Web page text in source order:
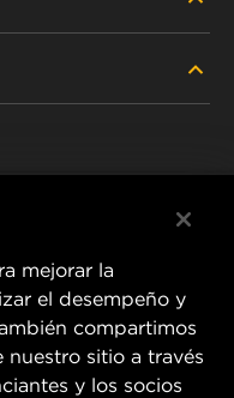
mejorar la
el desempeño y
compartimos
sitio a través
y los socios